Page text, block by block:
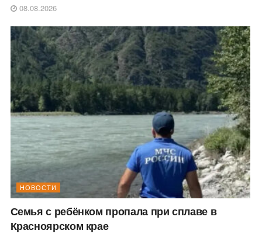
08.08.2026
НОВОСТИ
Семья с ребёнком пропала при сплаве в
Красноярском крае